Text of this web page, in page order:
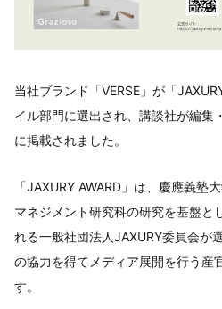
当社ブランド「VERSE」が「
イル部門に選出され、講談社が編集
に掲載されました。
「JAXURY AWARD」は、慶應義塾
マネジメント研究科の研究を基盤と
れる一般社団法人JAXURY委員会が
の協力を得てメディア展開を行う産
す。